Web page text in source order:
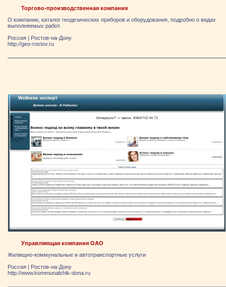
Торгово-производственная компания
О компании, каталог геодезических приборов и оборудования, подробно о видах
выполняемых работ.
Россия | Ростов-на-Дону
http://geo-rostov.ru
Управляющая компания ОАО
Жилищно-коммунальные и автотранспортные услуги
Россия | Ростов-на-Дону
http://www.kommunalshik-dona.ru